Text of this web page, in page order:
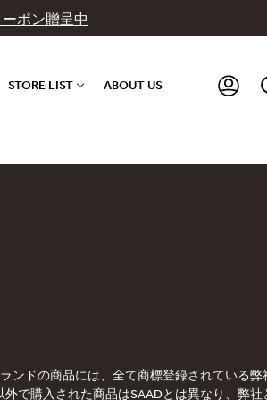
ポン贈呈中
STORE LIST ABOUT US
ンドの商品には、全て商標登録されている弊
で購入された商品はSAADとは異なり、弊社